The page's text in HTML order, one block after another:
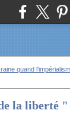
quand
la liberté